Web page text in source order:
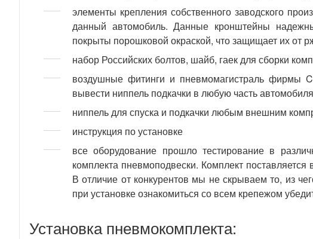
элементы крепления собственного заводского
данный автомобиль. Данные кронштейны
покрыты порошковой окраской, что защищает их от
набор Российских болтов, шайб, гаек для сборки
воздушные фитинги и пневмомагистраль фирмы
вывести ниппель подкачки в любую часть автомобиля
ниппель для спуска и подкачки любым внешним
инструкция по установке
все оборудование прошло тестирование в
комплекта пневмоподвески. Комплект
В отличие от конкурентов мы не скрываем то, из
при установке ознакомиться со всем крепежом
Установка пневмокомплекта: